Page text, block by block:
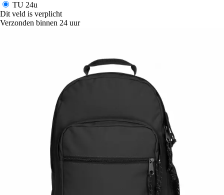
TU 24u
Dit veld is verplicht
Verzonden binnen 24 uur